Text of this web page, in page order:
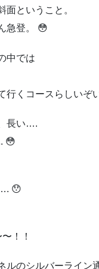
面ということ。
急登。 😳
中では
行くコースらしいぞ
長い….
😳
😯
！！
ルのシルバーライン